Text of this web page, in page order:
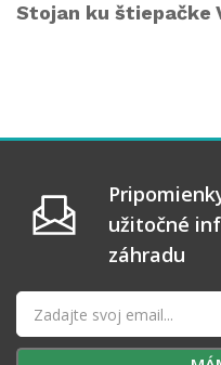
Stojan ku štiepačke
užitočné
záhradu